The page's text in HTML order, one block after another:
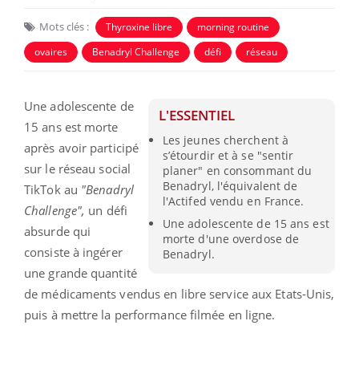
Mots clés : Thyroxine libre
morning routine
ovaires
Benadryl Challenge défi réseau
L'ESSENTIEL
Les jeunes cherchent à
s’étourdir et à se "sentir
planer" en consommant du
Benadryl, l'équivalent de
l'Actifed vendu en France.
Une adolescente de 15 ans est
morte d'une overdose de
Benadryl.
Une adolescente de
15 ans est morte
après avoir participé
sur le réseau social
TikTok au "Benadryl
Challenge", un défi
absurde qui
consiste à ingérer
une grande quantité
de médicaments vendus en libre service aux Etats-Unis,
puis à mettre la performance filmée en ligne.